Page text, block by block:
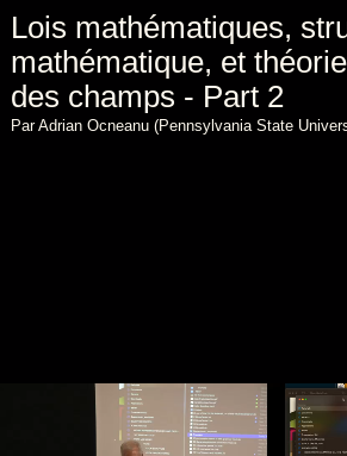
Lois mathématiques,
mathématique, et
des champs - Part 2
Par Adrian Ocneanu (Pennsylvania State